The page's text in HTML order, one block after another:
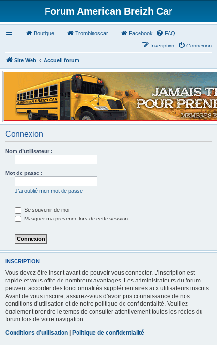
Forum American Breizh Car
Boutique Trombinoscar Facebook FAQ
Connexion
Inscription
Site Web Accueil forum
Connexion
Nom d’utilisateur :
Mot de passe :
J’ai oublié mon mot de passe
Se souvenir de moi
Masquer ma présence lors de cette session
INSCRIPTION
Vous devez être inscrit avant de pouvoir vous connecter. L’inscription est
rapide et vous offre de nombreux avantages. Les administrateurs du forum
peuvent accorder des fonctionnalités supplémentaires aux utilisateurs inscrits.
Avant de vous inscrire, assurez-vous d’avoir pris connaissance de nos
conditions d’utilisation et de notre politique de confidentialité. Veuillez
également prendre le temps de consulter attentivement toutes les règles du
forum lors de votre navigation.
Conditions d’utilisation | Politique de confidentialité